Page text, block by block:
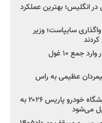
انگلیس؛ بهترین عملکرد
سایپاست؛ وزیر
۳ خودروساز چینی برای نخستین بار وارد جمع ۱۰ غول
عظیمی به راس
چینی‌ها به قلب اروپا رسیدند؛ نمایشگاه خودرو پاریس ۲۰۲۶ به
می‌شود